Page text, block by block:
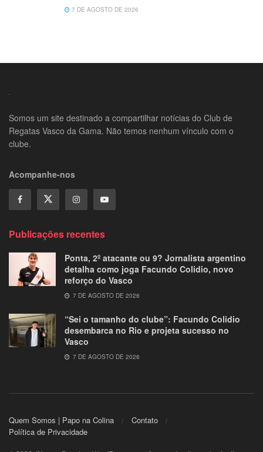
7 DE AGOSTO DE 2026
Somos um site destinado a compartilhar notícias do Club de
Regatas Vasco da Gama. Não temos nenhum vínculo com o
clube.
Acompanhe-nos
Publicações recentes
Ponta, 2º atacante ou 9? Jornalista argentino
detalha como joga Facundo Colidio, novo
reforço do Vasco
7 DE AGOSTO DE 2026
“Sei o tamanho do clube”: Facundo Colidio
desembarca no Rio e projeta sucesso no
Vasco
7 DE AGOSTO DE 2026
Quem Somos | Papo na Colina
Contato
Política de Privacidade